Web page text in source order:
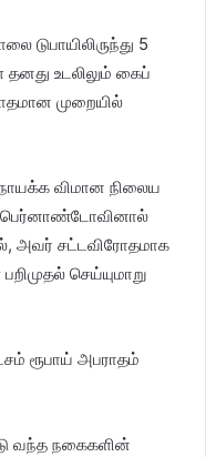
டுபாயிலிருந்து 5
உடலிலும் கைப்
முறையில்
விமான நிலைய
பெர்னாண்டோவினால்
அவர் சட்டவிரோதமாக
செய்யுமாறு
ரூபாய் அபராதம்
வந்த நகைகளின்